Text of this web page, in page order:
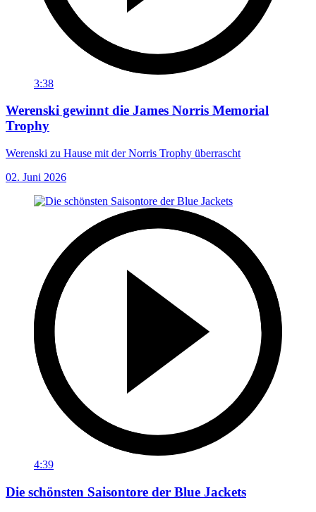
3:38
Werenski gewinnt die James Norris Memorial
Trophy
Werenski zu Hause mit der Norris Trophy überrascht
02. Juni 2026
4:39
Die schönsten Saisontore der Blue Jackets